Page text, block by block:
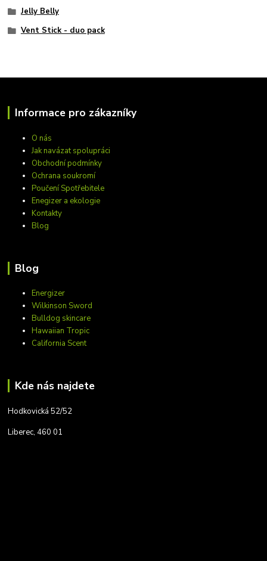
Jelly Belly
Vent Stick - duo pack
Informace pro zákazníky
O nás
Jak navázat spolupráci
Obchodní podmínky
Ochrana soukromí
Poučení Spotřebitele
Enegizer a ekologie
Kontakty
Blog
Blog
Energizer
Wilkinson Sword
Bulldog skincare
Hawaiian Tropic
California Scent
Kde nás najdete
Hodkovická 52/52
Liberec, 460 01